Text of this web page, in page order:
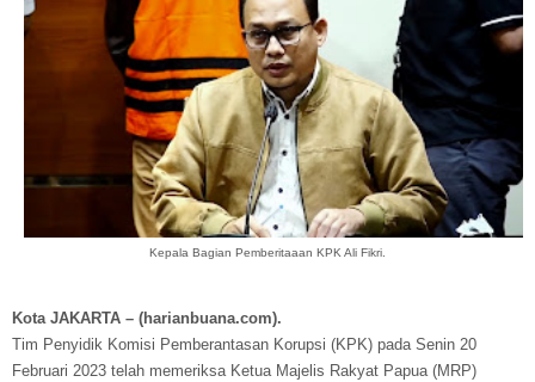
Kepala Bagian Pemberitaaan KPK Ali Fikri.
Kota JAKARTA – (harianbuana.com).
Tim Penyidik Komisi Pemberantasan Korupsi (KPK) pada Senin 20
Februari 2023 telah memeriksa Ketua Majelis Rakyat Papua (MRP)